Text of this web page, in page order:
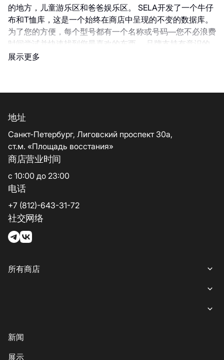
的地方，儿童游乐区和爸爸娱乐区。 SELA开发了一个牛仔
布和T恤库，这是一个始终在商店中呈现的不变的数据库。
为了您的方便，每个型号都有一个名称或号码—您不必浪费
时间尝试并快速找到您最喜欢的东西。 品牌支持有意识的
消费和对环境的尊重。 本店配合"第二风"和"谢谢"资金有永
展示更多
地址
Санкт-Петербург, Лиговский проспект 30а,
ст.м. «Площадь восстания»
商店营业时间
с 10:00 до 23:00
电话
+7 (812)-643-31-72
社交网络
所有商店
鞋子与箱包
coffee-sweets
新闻
展示